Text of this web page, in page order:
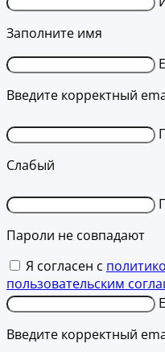
Заполните имя
Введите корректный
Слабый
Пароли не совпадают
Я согласен с
пользовательским
Введите корректный